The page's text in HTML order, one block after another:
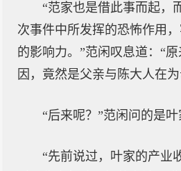
“范家也是借此事而起，
次事件中所发挥的恐怖作用
的影响力。”范闲叹息道：“
因，竟然是父亲与陈大人在
“后来呢？”范闲问的是叶
“先前说过，叶家的产业